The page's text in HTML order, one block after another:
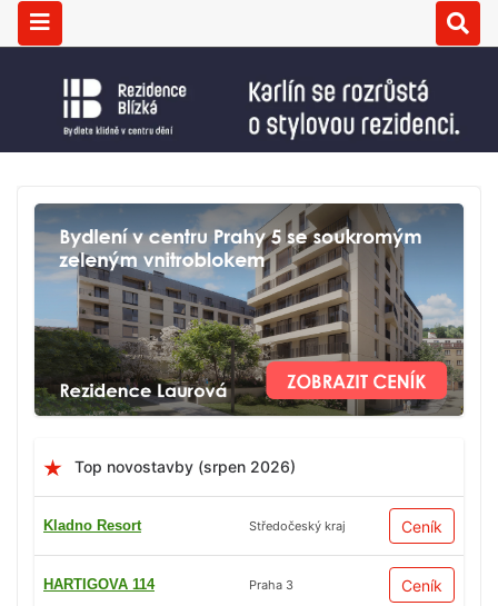
Top novostavby (srpen 2026)
Kladno Resort Středočeský kraj Ceník
HARTIGOVA 114 Praha 3 Ceník